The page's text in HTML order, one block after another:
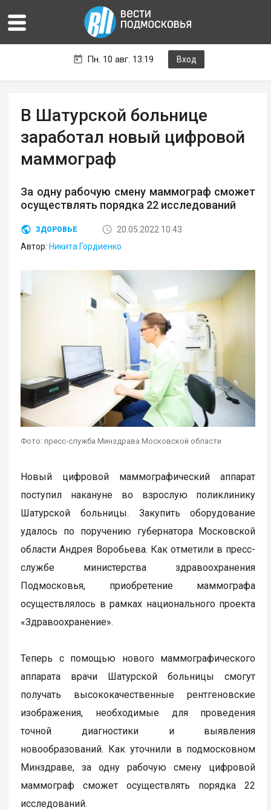
Пн. 10 авг. 13:19 Вход
В Шатурской больнице
заработал новый цифровой
маммограф
За одну рабочую смену маммограф сможет
осуществлять порядка 22 исследований
ЗДОРОВЬЕ
20.05.2022 10:43
Автор: Никита Гордиенко
Фото: пресс-служба Минздрава Московской области
Новый цифровой маммографический аппарат
поступил накануне во взрослую поликлинику
Шатурской больницы. Закупить оборудование
удалось по поручению губернатора Московской
области Андрея Воробьева. Как отметили в пресс-
службе министерства здравоохранения
Подмосковья, приобретение маммографа
осуществлялось в рамках национального проекта
«Здравоохранение».
Теперь с помощью нового маммографического
аппарата врачи Шатурской больницы смогут
получать высококачественные рентгеновские
изображения, необходимые для проведения
точной диагностики и выявления
новообразований. Как уточнили в подмосковном
Минздраве, за одну рабочую смену цифровой
маммограф сможет осуществлять порядка 22
исследований.